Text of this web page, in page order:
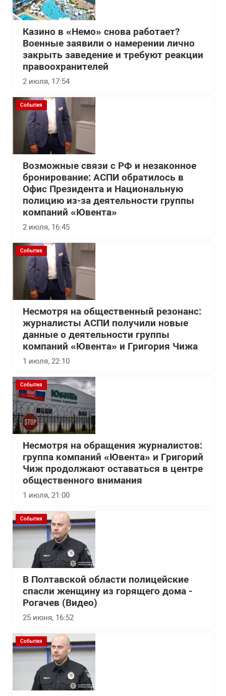
Казино в «Немо» снова работает?
Военные заявили о намерении лично
закрыть заведение и требуют реакции
правоохранителей
2 июля, 17:54
События
Возможные связи с РФ и незаконное
бронирование: АСПИ обратилось в
Офис Президента и Национальную
полицию из-за деятельности группы
компаний «Ювента»
2 июля, 16:45
События
Несмотря на общественный резонанс:
журналисты АСПИ получили новые
данные о деятельности группы
компаний «Ювента» и Григория Чижа
1 июля, 22:10
События
Несмотря на обращения журналистов:
группа компаний «Ювента» и Григорий
Чиж продолжают оставаться в центре
общественного внимания
1 июля, 21:00
События
В Полтавской области полицейские
спасли женщину из горящего дома -
Рогачев (Видео)
25 июня, 16:52
События